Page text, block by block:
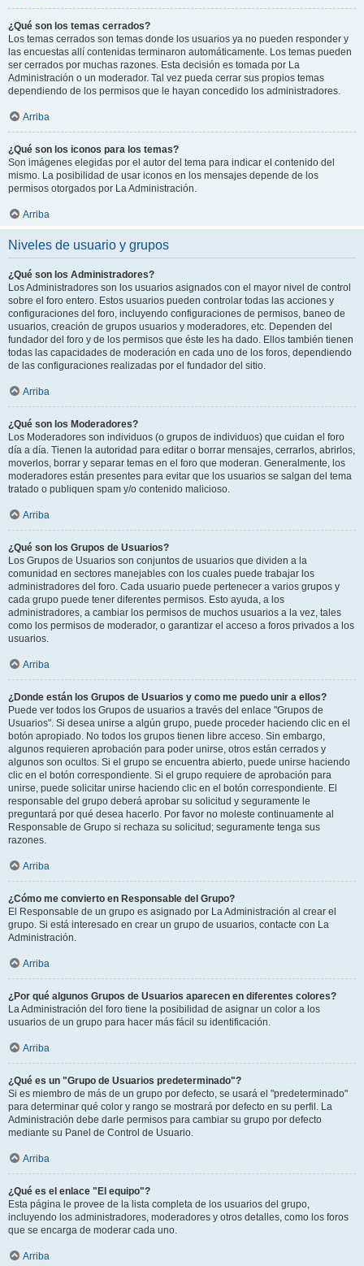
¿Qué son los temas cerrados?
Los temas cerrados son temas donde los usuarios ya no pueden responder y
las encuestas allí contenidas terminaron automáticamente. Los temas pueden
ser cerrados por muchas razones. Esta decisión es tomada por La
Administración o un moderador. Tal vez pueda cerrar sus propios temas
dependiendo de los permisos que le hayan concedido los administradores.
Arriba
¿Qué son los iconos para los temas?
Son imágenes elegidas por el autor del tema para indicar el contenido del
mismo. La posibilidad de usar iconos en los mensajes depende de los
permisos otorgados por La Administración.
Arriba
Niveles de usuario y grupos
¿Qué son los Administradores?
Los Administradores son los usuarios asignados con el mayor nivel de control
sobre el foro entero. Estos usuarios pueden controlar todas las acciones y
configuraciones del foro, incluyendo configuraciones de permisos, baneo de
usuarios, creación de grupos usuarios y moderadores, etc. Dependen del
fundador del foro y de los permisos que éste les ha dado. Ellos también tienen
todas las capacidades de moderación en cada uno de los foros, dependiendo
de las configuraciones realizadas por el fundador del sitio.
Arriba
¿Qué son los Moderadores?
Los Moderadores son individuos (o grupos de individuos) que cuidan el foro
día a día. Tienen la autoridad para editar o borrar mensajes, cerrarlos, abrirlos,
moverlos, borrar y separar temas en el foro que moderan. Generalmente, los
moderadores están presentes para evitar que los usuarios se salgan del tema
tratado o publiquen spam y/o contenido malicioso.
Arriba
¿Qué son los Grupos de Usuarios?
Los Grupos de Usuarios son conjuntos de usuarios que dividen a la
comunidad en sectores manejables con los cuales puede trabajar los
administradores del foro. Cada usuario puede pertenecer a varios grupos y
cada grupo puede tener diferentes permisos. Esto ayuda, a los
administradores, a cambiar los permisos de muchos usuarios a la vez, tales
como los permisos de moderador, o garantizar el acceso a foros privados a los
usuarios.
Arriba
¿Donde están los Grupos de Usuarios y como me puedo unir a ellos?
Puede ver todos los Grupos de usuarios a través del enlace "Grupos de
Usuarios". Si desea unirse a algún grupo, puede proceder haciendo clic en el
botón apropiado. No todos los grupos tienen libre acceso. Sin embargo,
algunos requieren aprobación para poder unirse, otros están cerrados y
algunos son ocultos. Si el grupo se encuentra abierto, puede unirse haciendo
clic en el botón correspondiente. Si el grupo requiere de aprobación para
unirse, puede solicitar unirse haciendo clic en el botón correspondiente. El
responsable del grupo deberá aprobar su solicitud y seguramente le
preguntará por qué desea hacerlo. Por favor no moleste continuamente al
Responsable de Grupo si rechaza su solicitud; seguramente tenga sus
razones.
Arriba
¿Cómo me convierto en Responsable del Grupo?
El Responsable de un grupo es asignado por La Administración al crear el
grupo. Si está interesado en crear un grupo de usuarios, contacte con La
Administración.
Arriba
¿Por qué algunos Grupos de Usuarios aparecen en diferentes colores?
La Administración del foro tiene la posibilidad de asignar un color a los
usuarios de un grupo para hacer más fácil su identificación.
Arriba
¿Qué es un "Grupo de Usuarios predeterminado"?
Si es miembro de más de un grupo por defecto, se usará el "predeterminado"
para determinar qué color y rango se mostrará por defecto en su perfil. La
Administración debe darle permisos para cambiar su grupo por defecto
mediante su Panel de Control de Usuario.
Arriba
¿Qué es el enlace "El equipo"?
Esta página le provee de la lista completa de los usuarios del grupo,
incluyendo los administradores, moderadores y otros detalles, como los foros
que se encarga de moderar cada uno.
Arriba